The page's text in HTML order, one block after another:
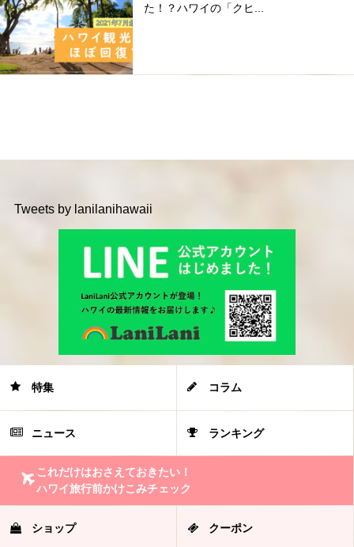
た！？ハワイの「クヒ...
Tweets by lanilanihawaii
特集 コラム
ニュース ランキング
これだけはおさえておきたい！
ハワイ旅行前かけこみチェック
ショップ クーポン